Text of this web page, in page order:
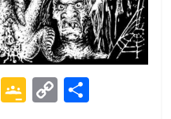
Li G C